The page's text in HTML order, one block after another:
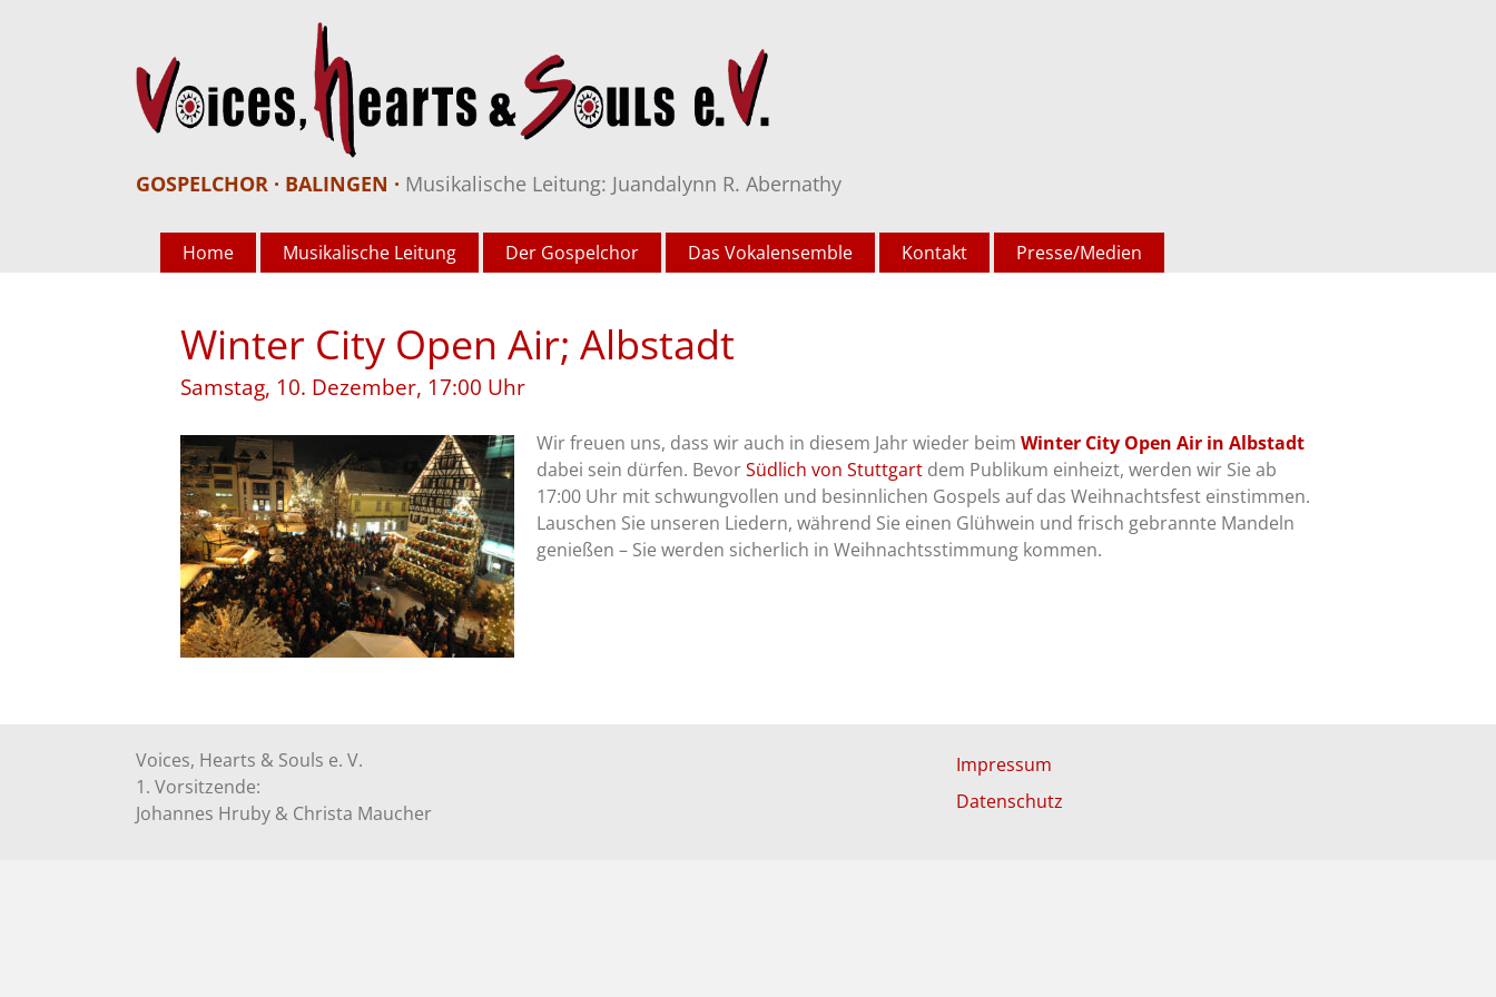
GOSPELCHOR · BALINGEN · Musikalische Leitung: Juandalynn R. Abernathy
Home Musikalische Leitung Der Gospelchor Das Vokalensemble Kontakt Presse/Medien
Winter City Open Air; Albstadt
Samstag, 10. Dezember, 17:00 Uhr
Wir freuen uns, dass wir auch in diesem Jahr wieder beim Winter City Open Air in Albstadt
dabei sein dürfen. BevorSüdlich von Stuttgart dem Publikum einheizt, werden wir Sie ab
17:00 Uhr mit schwungvollen und besinnlichen Gospels auf das Weihnachtsfest einstimmen.
Lauschen Sie unseren Liedern, während Sie einen Glühwein und frisch gebrannte Mandeln
genießen – Sie werden sicherlich in Weihnachtsstimmung kommen.
Voices, Hearts & Souls e. V.
1. Vorsitzende:
Johannes Hruby & Christa Maucher
Impressum
Datenschutz